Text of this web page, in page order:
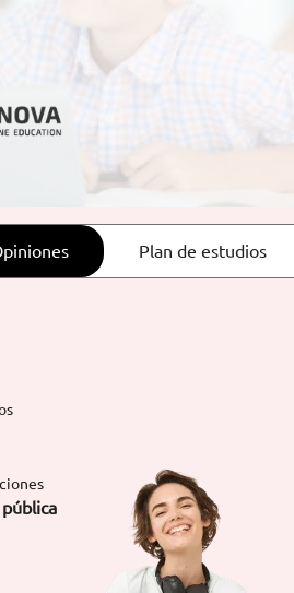
Plan de estudios